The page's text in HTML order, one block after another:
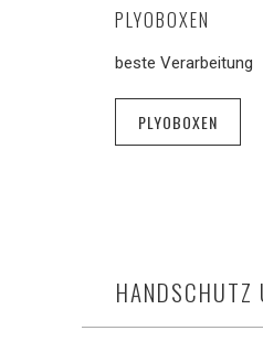
PLYOBOXEN
beste Verarbeitung
PLYOBOXEN
HANDSCHUTZ